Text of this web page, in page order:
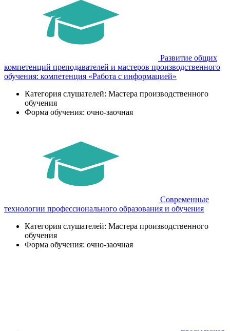
Развитие общих
компетенций преподавателей и мастеров производственного
обучения: компетенция «Работа с информацией»
Категория слушателей: Мастера производственного
обучения
Форма обучения: очно-заочная
Современные
технологии профессионального образования и обучения
Категория слушателей: Мастера производственного
обучения
Форма обучения: очно-заочная